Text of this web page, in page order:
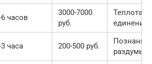
6 часов
3000-7000
руб.
Теплота,
единение
часа 200-500 руб.
Познание,
раздумья